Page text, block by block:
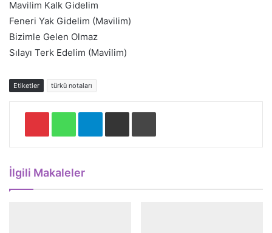
Mavilim Kalk Gidelim
Feneri Yak Gidelim (Mavilim)
Bizimle Gelen Olmaz
Sılayı Terk Edelim (Mavilim)
Etiketler türkü notaları
Pinterest WhatsApp Telegram E-Posta ile paylaş Yazdır
İlgili Makaleler